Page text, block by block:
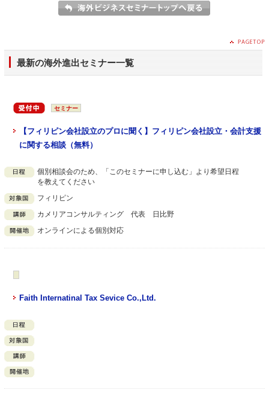
最新の海外進出セミナー一覧
セミナー
【フィリピン会社設立のプロに聞く】フィリピン会社設立・会計支援
に関する相談（無料）
個別相談会のため、「このセミナーに申し込む」より希望日程
を教えてください
フィリピン
カメリアコンサルティング 代表 日比野
オンラインによる個別対応
Faith Internatinal Tax Sevice Co.,Ltd.